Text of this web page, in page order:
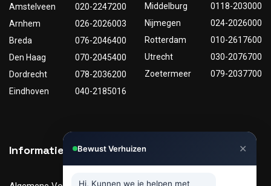
Amstelveen
020-2247200
Arnhem
026-2026003
Breda
076-2046400
Den Haag
070-2045400
Dordrecht
078-2036200
Eindhoven
040-2185016
Middelburg
0118-203000
Nijmegen
024-2026000
Rotterdam
010-2617600
Utrecht
030-2076700
Zoetermeer
079-2037700
Informatie Nuttige links
Bewust Verhuizen ✕
Hi, Kunnen we je helpen met